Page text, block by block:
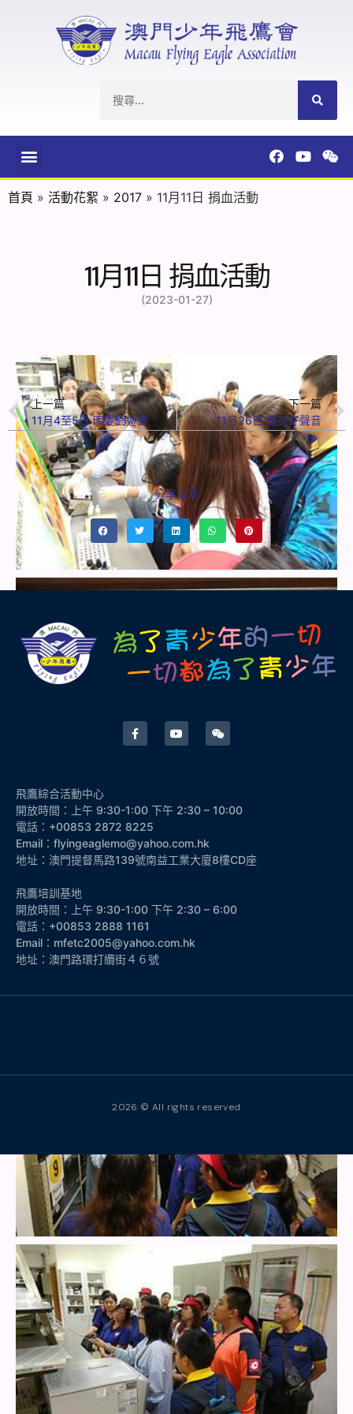
首頁 » 活動花絮 » 2017 » 11月11日 捐血活動
11月11日 捐血活動
(2023-01-27)
上一篇
11月4至5日 明愛園遊會
下一篇
11月26日 鷹英好聲音
分享文章
飛鷹綜合活動中心
開放時間：上午 9:30-1:00 下午 2:30 – 10:00
電話：+00853 2872 8225
Email：flyingeaglemo@yahoo.com.hk
地址：澳門提督馬路139號南益工業大廈8樓CD座
飛鷹培訓基地
開放時間：上午 9:30-1:00 下午 2:30 – 6:00
電話：+00853 2888 1161
Email：mfetc2005@yahoo.com.hk
地址：澳門路環打纜街４６號
2026 © All rights reserved